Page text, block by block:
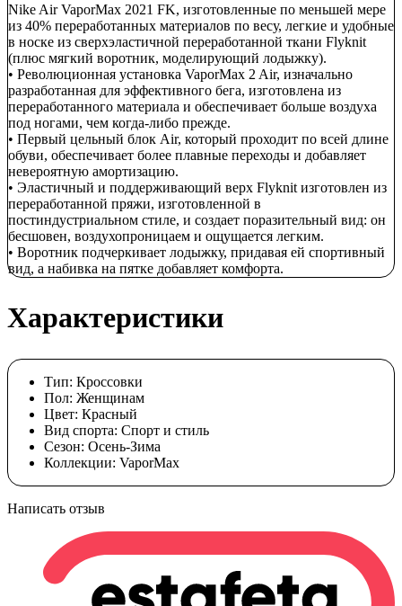
Nike Air VaporMax 2021 FK, изготовленные по меньшей мере
из 40% переработанных материалов по весу, легкие и удобные
в носке из сверхэластичной переработанной ткани Flyknit
(плюс мягкий воротник, моделирующий лодыжку).
• Революционная установка VaporMax 2 Air, изначально
разработанная для эффективного бега, изготовлена ​​из
переработанного материала и обеспечивает больше воздуха
под ногами, чем когда-либо прежде.
• Первый цельный блок Air, который проходит по всей длине
обуви, обеспечивает более плавные переходы и добавляет
невероятную амортизацию.
• Эластичный и поддерживающий верх Flyknit изготовлен из
переработанной пряжи, изготовленной в
постиндустриальном стиле, и создает поразительный вид: он
бесшовен, воздухопроницаем и ощущается легким.
• Воротник подчеркивает лодыжку, придавая ей спортивный
вид, а набивка на пятке добавляет комфорта.
Характеристики
Тип: Кроссовки
Пол: Женщинам
Цвет: Красный
Вид спорта: Спорт и стиль
Сезон: Осень-Зима
Коллекции: VaporMax
Написать отзыв